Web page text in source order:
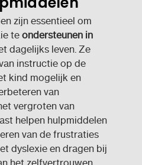
zijn essentieel om
te ondersteunen in
dagelijks leven. Ze
instructie op de
kind mogelijk en
van
vergroten van
helpen hulpmiddelen
van de frustraties
dyslexie en dragen bij
het zelfvertrouwen.